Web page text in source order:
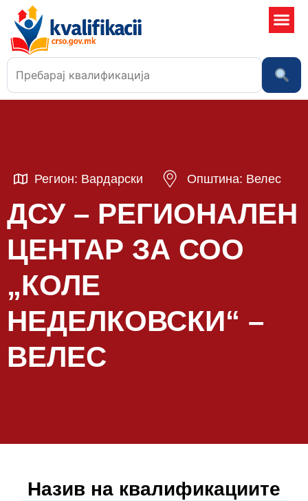
Регион: Вардарски Општина: Велес
ДСУ – РЕГИОНАЛЕН
ЦЕНТАР ЗА СОО
„КОЛЕ
НЕДЕЛКОВСКИ“ –
ВЕЛЕС
Назив на квалификациите